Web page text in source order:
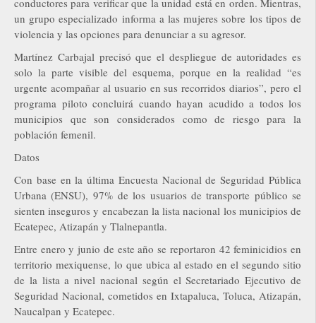
un grupo especializado informa a las mujeres sobre los tipos de
violencia y las opciones para denunciar a su agresor.
Martínez Carbajal precisó que el despliegue de autoridades es
solo la parte visible del esquema, porque en la realidad “es
urgente acompañar al usuario en sus recorridos diarios”, pero el
programa piloto concluirá cuando hayan acudido a todos los
municipios que son considerados como de riesgo para la
población femenil.
Datos
Con base en la última Encuesta Nacional de Seguridad Pública
Urbana (ENSU), 97% de los usuarios de transporte público se
sienten inseguros y encabezan la lista nacional los municipios de
Ecatepec, Atizapán y Tlalnepantla.
Entre enero y junio de este año se reportaron 42 feminicidios en
territorio mexiquense, lo que ubica al estado en el segundo sitio
de la lista a nivel nacional según el Secretariado Ejecutivo de
Seguridad Nacional, cometidos en Ixtapaluca, Toluca, Atizapán,
Naucalpan y Ecatepec.